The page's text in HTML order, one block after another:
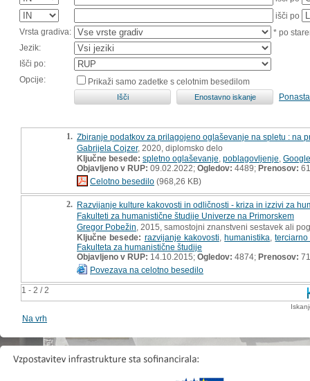
išči po
Vrsta gradiva:
* po
Jezik:
Išči po:
Opcije:
Prikaži samo zadetke s celotnim besedilom
1 - 2 / 2
1. Zbiranje podatkov za prilagojeno oglaševanje na spletu : na
Gabrijela Cojzer, 2020, diplomsko delo
Ključne besede: spletno oglaševanje poblagovljenje Google
Objavljeno v RUP: 09.02.2022; Ogledov: 4489; Prenosov: 61
Celotno besedilo (968,26 KB)
2. Razvijanje kulture kakovosti in odličnosti - kriza in izzivi za
Fakulteti za humanistične študije Univerze na Primorskem
Gregor Pobežin , 2015, samostojni znanstveni sestavek ali
Ključne besede: razvijanje kakovosti ,humanistika ,
Fakulteta za humanistične študije
Objavljeno v RUP: 14.10.2015; Ogledov: 4874; Prenosov: 71
Povezava na celotno besedilo
Na vrh